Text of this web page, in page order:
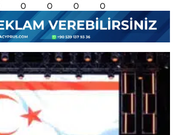
0 0 0 0